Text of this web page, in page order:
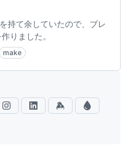
持て余していたので、ブレ
りました。
make